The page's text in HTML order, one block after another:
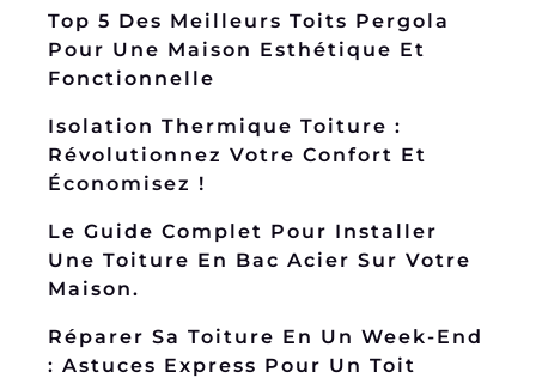
Top 5 Des Meilleurs Toits Pergola
Pour Une Maison Esthétique Et
Fonctionnelle
Isolation Thermique Toiture :
Révolutionnez Votre Confort Et
Économisez !
Le Guide Complet Pour Installer
Une Toiture En Bac Acier Sur Votre
Maison.
Réparer Sa Toiture En Un Week-End
: Astuces Express Pour Un Toit